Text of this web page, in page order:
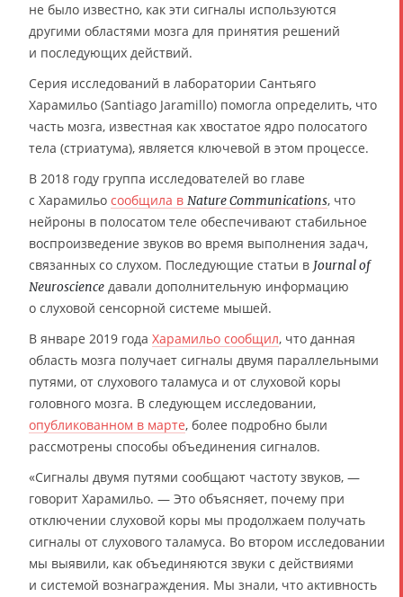
не было известно, как эти сигналы используются
другими областями мозга для принятия решений
и последующих действий.
Серия исследований в лаборатории Сантьяго
Харамильо (Santiago Jaramillo) помогла определить, что
часть мозга, известная как хвостатое ядро полосатого
тела (стриатума), является ключевой в этом процессе.
В 2018 году группа исследователей во главе
с Харамильо сообщила в Nature Communications, что
нейроны в полосатом теле обеспечивают стабильное
воспроизведение звуков во время выполнения задач,
связанных со слухом. Последующие статьи в Journal of
Neuroscience давали дополнительную информацию
о слуховой сенсорной системе мышей.
В январе 2019 года Харамильо сообщил, что данная
область мозга получает сигналы двумя параллельными
путями, от слухового таламуса и от слуховой коры
головного мозга. В следующем исследовании,
опубликованном в марте, более подробно были
рассмотрены способы объединения сигналов.
«Сигналы двумя путями сообщают частоту звуков, —
говорит Харамильо. — Это объясняет, почему при
отключении слуховой коры мы продолжаем получать
сигналы от слухового таламуса. Во втором исследовании
мы выявили, как объединяются звуки с действиями
и системой вознаграждения. Мы знали, что активность